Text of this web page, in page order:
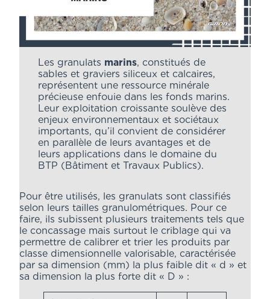
Les granulats marins, constitués de
sables et graviers siliceux et calcaires,
représentent une ressource minérale
précieuse enfouie dans les fonds marins.
Leur exploitation croissante soulève des
enjeux environnementaux et sociétaux
importants, qu’il convient de considérer
en parallèle de leurs avantages et de
leurs applications dans le domaine du
BTP (Bâtiment et Travaux Publics).
Pour être utilisés, les granulats sont classifiés
selon leurs tailles granulométriques. Pour ce
faire, ils subissent plusieurs traitements tels que
le concassage mais surtout le criblage qui va
permettre de calibrer et trier les produits par
classe dimensionnelle valorisable, caractérisée
par sa dimension (mm) la plus faible dit « d » et
sa dimension la plus forte dit « D » :